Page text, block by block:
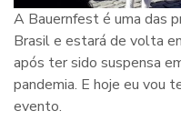
A Bauernfest é uma das
Brasil e estará de volta
após ter sido suspensa
pandemia. E hoje eu vou
evento.